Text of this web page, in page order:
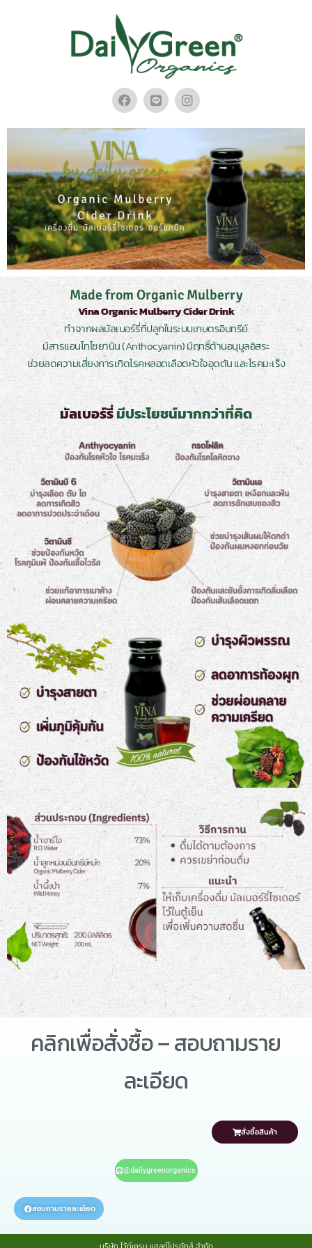
Made from Organic Mulberry
Vina Organic Mulberry Cider Drink
ทำจากผลมัลเบอร์รี่ที่ปลูกในระบบเกษตรอินทรีย์
มีสารแอนโทไซยานิน (Anthocyanin) มีฤทธิ์ต้านอนุมูลอิสระ
ช่วยลดความเสี่ยงการเกิดโรคหลอดเลือดหัวใจอุดตัน และโรคมะเร็ง
มัลเบอร์รี่มีประโยชน์มากกว่าที่คิด
คลิกเพื่อสั่งซื้อ – สอบถามราย
ละเอียด
สั่งซื้อสินค้า
@dailygreenorganics
สอบถามรายละเอียด